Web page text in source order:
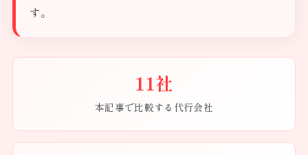
す。
11社
本記事で比較する代行会社